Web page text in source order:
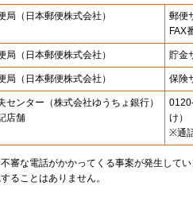
局 （日本郵便株式会社） 郵便
FAX
局 （日本郵便株式会社） 貯金
局 （日本郵便株式会社） 保険
センター （株式会社ゆうちょ銀行）
店舗
け）
※通
審な電話がかかってくる事案が発生してい
ることはありません。